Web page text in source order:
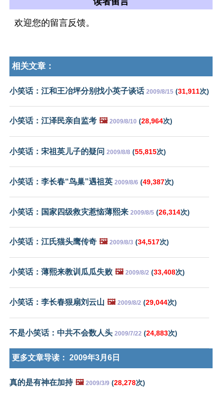
欢迎您的留言反馈。
相关文章：
小笑话：江和王冶坪分别找小英子谈话 2009/8/15 (31,911次)
小笑话：江泽民亲自监考 🖼️ 2009/8/10 (28,964次)
小笑话：宋祖英儿子的疑问 2009/8/8 (55,815次)
小笑话：李长春“鸟巢”遇祖英 2009/8/6 (49,387次)
小笑话：国家四级救灾惹恼薄熙来 2009/8/5 (26,314次)
小笑话：江氏猫头鹰传奇 🖼️ 2009/8/3 (34,517次)
小笑话：薄熙来教训瓜瓜失败 🖼️ 2009/8/2 (33,408次)
小笑话：李长春狠扇刘云山 🖼️ 2009/8/2 (29,044次)
不是小笑话：中共不会数人头 2009/7/22 (24,883次)
更多文章导读： 2009年3月6日
真的是有神在加持 🖼️ 2009/3/9 (28,278次)